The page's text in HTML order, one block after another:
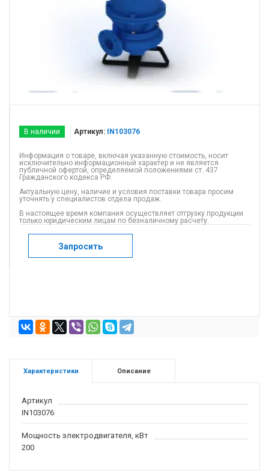
В наличии Артикул: IN103076
Информация о товаре, включая указанную стоимость, носит
исключительно информационный характер и не является
публичной офертой, определяемой положениями ст. 437
Гражданского кодекса РФ.
Актуальную цену, наличие и условия поставки товара просим
уточнять у специалистов отдела продаж.
В настоящее время компания осуществляет отгрузку продукции
только юридическим лицам по безналичному расчету.
Запросить
Характеристики Описание
Артикул
IN103076
Мощность электродвигателя, кВт
200